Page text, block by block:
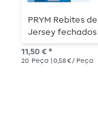
PRYM Rebites
Jersey fechados
20 peças
11,50 € *
20 Peça | 0,58 € / Peça